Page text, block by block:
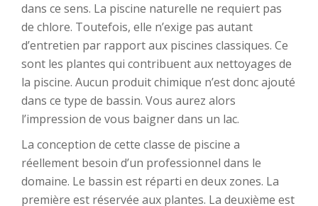
dans ce sens. La piscine naturelle ne requiert pas
de chlore. Toutefois, elle n’exige pas autant
d’entretien par rapport aux piscines classiques. Ce
sont les plantes qui contribuent aux nettoyages de
la piscine. Aucun produit chimique n’est donc ajouté
dans ce type de bassin. Vous aurez alors
l’impression de vous baigner dans un lac.
La conception de cette classe de piscine a
réellement besoin d’un professionnel dans le
domaine. Le bassin est réparti en deux zones. La
première est réservée aux plantes. La deuxième est